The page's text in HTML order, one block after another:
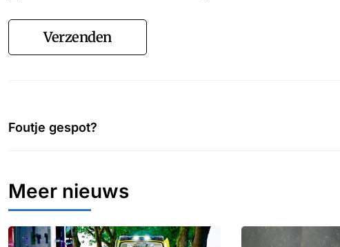
Verzenden
Foutje gespot?
Meer nieuws